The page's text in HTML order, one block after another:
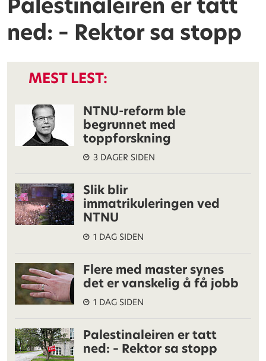
Palestinaleiren er tatt
ned: – Rektor sa stopp
MEST LEST:
NTNU-reform ble
begrunnet med
toppforskning
3 DAGER SIDEN
Slik blir
immatrikuleringen ved
NTNU
1 DAG SIDEN
Flere med master synes
det er vanskelig å få jobb
1 DAG SIDEN
Palestinaleiren er tatt
ned: – Rektor sa stopp